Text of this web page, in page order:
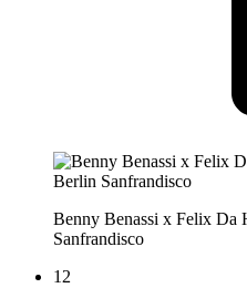
Benny Benassi x Felix Da
Sanfrandisco
12